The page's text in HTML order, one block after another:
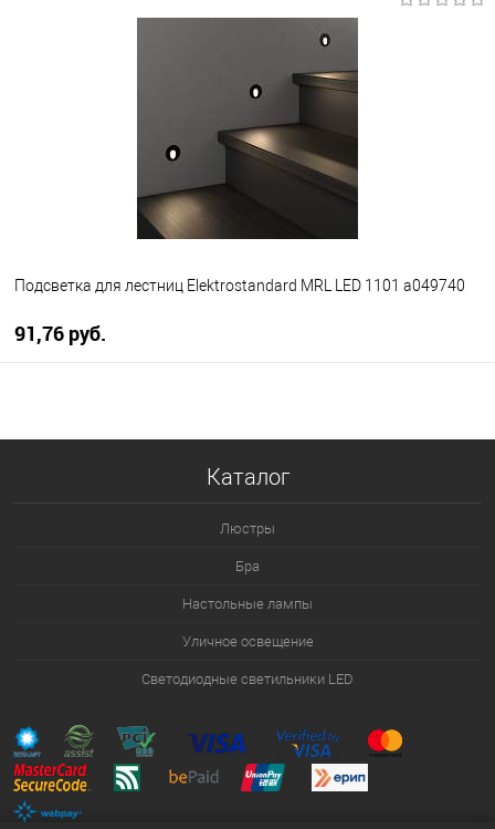
Подсветка для лестниц Elektrostandard MRL LED 1101 a049740
91,76 pуб.
менеджера
Каталог
Люстры
Бра
Настольные лампы
Уличное освещение
Светодиодные светильники LED